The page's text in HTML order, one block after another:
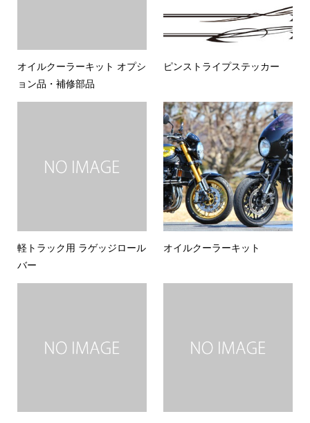
オイルクーラーキット オプシ
ョン品・補修部品
ピンストライプステッカー
軽トラック用 ラゲッジロール
バー
オイルクーラーキット